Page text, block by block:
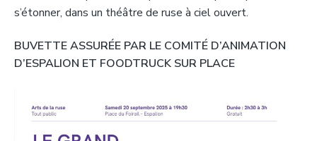
s’étonner, dans un théâtre de ruse à ciel ouvert.
BUVETTE ASSURÉE PAR LE COMITÉ D’ANIMATION
D’ESPALION ET FOODTRUCK SUR PLACE